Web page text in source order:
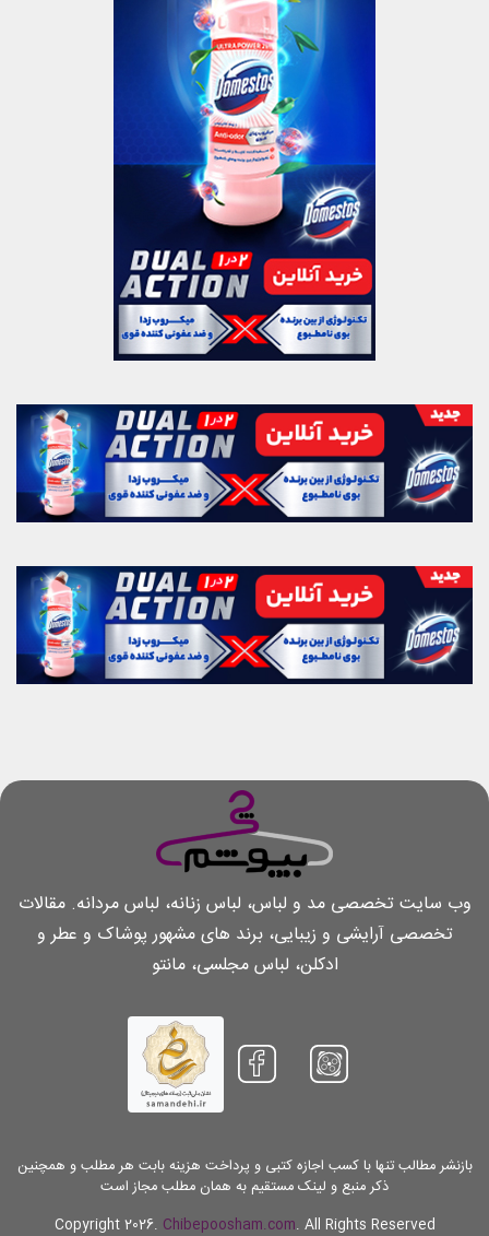
وب سایت تخصصی مد و لباس، لباس زنانه، لباس مردانه. مقالات
تخصصی آرایشی و زیبایی، برند های مشهور پوشاک و عطر و
ادکلن، لباس مجلسی، مانتو
بازنشر مطالب تنها با کسب اجازه کتبی و پرداخت هزینه بابت هر مطلب و همچنین
ذکر منبع و لینک مستقیم به همان مطلب مجاز است
Copyright 2026. Chibepoosham.com. All Rights Reserved